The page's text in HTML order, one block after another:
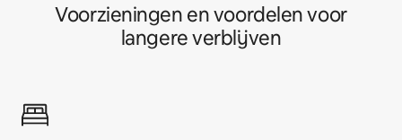
Voorzieningen en voordelen voor
langere verblijven